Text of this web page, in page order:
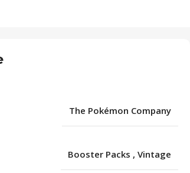
The Pokémon Company
Booster Packs , Vintage